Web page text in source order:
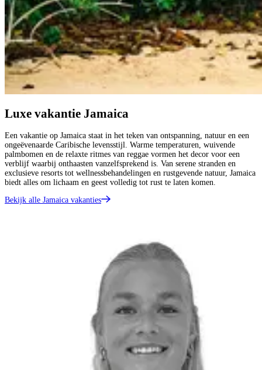
Luxe vakantie Jamaica
Een vakantie op Jamaica staat in het teken van ontspanning, natuur en een
ongeëvenaarde Caribische levensstijl. Warme temperaturen, wuivende
palmbomen en de relaxte ritmes van reggae vormen het decor voor een
verblijf waarbij onthaasten vanzelfsprekend is. Van serene stranden en
exclusieve resorts tot wellnessbehandelingen en rustgevende natuur, Jamaica
biedt alles om lichaam en geest volledig tot rust te laten komen.
Bekijk alle Jamaica vakanties